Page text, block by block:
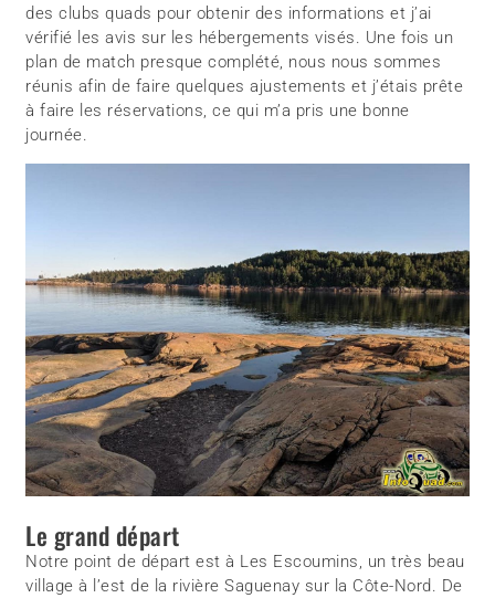
des clubs quads pour obtenir des informations et j’ai
vérifié les avis sur les hébergements visés. Une fois un
plan de match presque complété, nous nous sommes
réunis afin de faire quelques ajustements et j’étais prête
à faire les réservations, ce qui m’a pris une bonne
journée.
Le grand départ
Notre point de départ est à Les Escoumins, un très beau
village à l’est de la rivière Saguenay sur la Côte-Nord. De